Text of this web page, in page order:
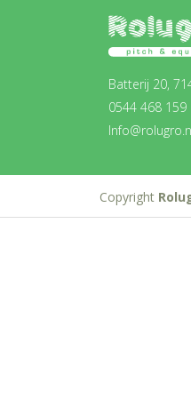
Batterij 20,
0544 468 159
Copyright